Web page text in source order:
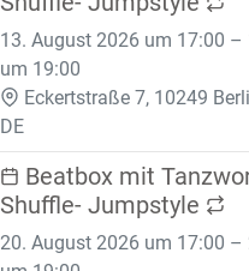
13. August 2026 um 17:00 –
um 19:00
Eckertstraße 7, 10249
DE
Beatbox mit
Shuffle- Jumpstyle
20. August 2026 um 17:00 –